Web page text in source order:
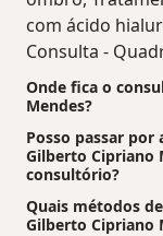
com ácido
Consulta -
Onde fica o
Mendes?
Posso passar
Gilberto Cipriano
consultório?
Quais métodos
Gilberto Cipriano